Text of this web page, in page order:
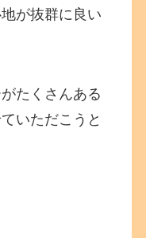
が抜群に良い
たくさんある
いただこうと